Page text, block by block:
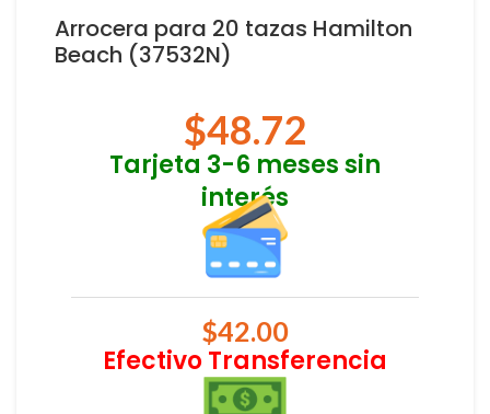
Arrocera para 20 tazas Hamilton
Beach (37532N)
$48.72
Tarjeta 3-6 meses sin
interés
$42.00
Efectivo Transferencia